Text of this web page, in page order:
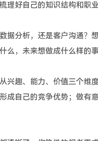
理好自己的知识结构和职业
分析，还是客户沟通？
么，未来想做成什么样的事
趣、能力、价值三个维
成自己的竞争优势；做有